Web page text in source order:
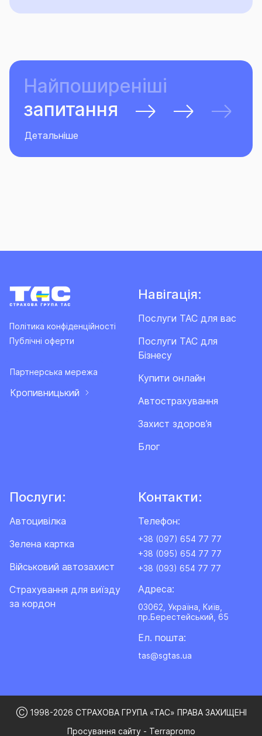
Найпоширеніші
запитання
Детальніше
Політика конфіденційності
Публічні оферти
Партнерська мережа
Кропивницький
Навігація:
Послуги ТАС для вас
Послуги ТАС для
Бізнесу
Купити онлайн
Автострахування
Захист здоров’я
Блог
Послуги:
Автоцивілка
Зелена картка
Військовий автозахист
Cтрахування для виїзду
за кордон
Контакти:
Телефон:
+38 (097) 654 77 77
+38 (095) 654 77 77
+38 (093) 654 77 77
Адреса:
03062, Україна, Київ,
пр.Берестейський, 65
Ел. пошта:
tas@sgtas.ua
Ⓒ 1998-2026 СТРАХОВА ГРУПА «ТАС» ПРАВА ЗАХИЩЕНІ
Просування сайту - Terrapromo